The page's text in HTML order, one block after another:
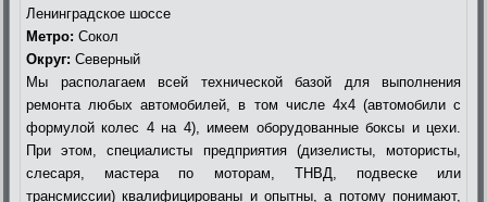
Ленинградское шоссе
Метро: Сокол
Округ: Северный
Мы располагаем всей технической базой для выполнения
ремонта любых автомобилей, в том числе 4х4 (автомобили с
формулой колес 4 на 4), имеем оборудованные боксы и цехи.
При этом, специалисты предприятия (дизелисты, мотористы,
слесаря, мастера по моторам, ТНВД, подвеске или
трансмиссии) квалифицированы и опытны, а потому понимают,